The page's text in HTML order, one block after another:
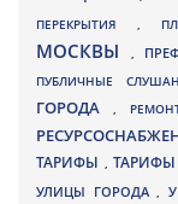
ПЕРЕКРЫТИЯ ,
МОСКВЫ
,
ПУБЛИЧНЫЕ
ГОРОДА
,
ТАРИФЫ ,
УЛИЦЫ ГОРОДА ,